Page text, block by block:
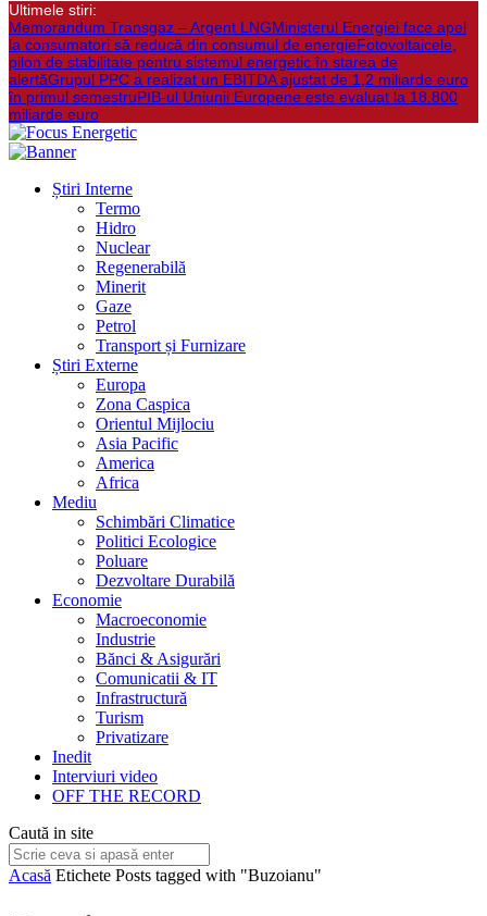
Ultimele stiri:
Memorandum Transgaz – Argent LNGMinisterul Energiei face apel
la consumatori să reducă din consumul de energieFotovoltaicele,
pilon de stabilitate pentru sistemul energetic în starea de
alertăGrupul PPC a realizat un EBITDA ajustat de 1,2 miliarde euro
în primul semestruPIB-ul Uniunii Europene este evaluat la 18.800
miliarde euro
Știri Interne
Termo
Hidro
Nuclear
Regenerabilă
Minerit
Gaze
Petrol
Transport și Furnizare
Știri Externe
Europa
Zona Caspica
Orientul Mijlociu
Asia Pacific
America
Africa
Mediu
Schimbări Climatice
Politici Ecologice
Poluare
Dezvoltare Durabilă
Economie
Macroeconomie
Industrie
Bănci & Asigurări
Comunicatii & IT
Infrastructură
Turism
Privatizare
Inedit
Interviuri video
OFF THE RECORD
Caută in site
Acasă Etichete Posts tagged with "Buzoianu"